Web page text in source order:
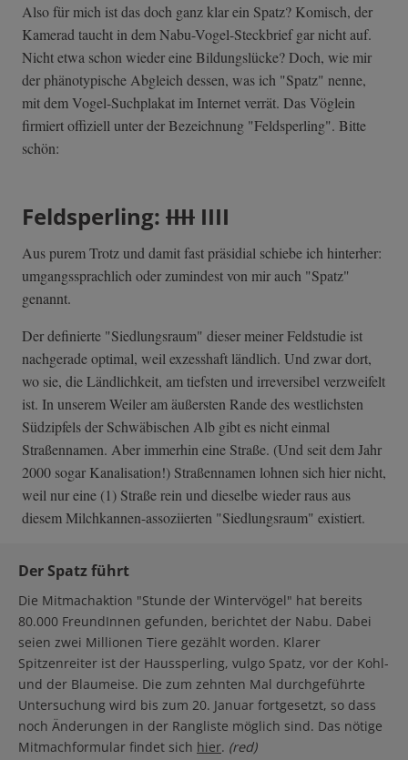
Also für mich ist das doch ganz klar ein Spatz? Komisch, der
Kamerad taucht in dem Nabu-Vogel-Steckbrief gar nicht auf.
Nicht etwa schon wieder eine Bildungslücke? Doch, wie mir
der phänotypische Abgleich dessen, was ich "Spatz" nenne,
mit dem Vogel-Suchplakat im Internet verrät. Das Vöglein
firmiert offiziell unter der Bezeichnung "Feldsperling". Bitte
schön:
Feldsperling: IIII IIII
Aus purem Trotz und damit fast präsidial schiebe ich hinterher:
umgangssprachlich oder zumindest von mir auch "Spatz"
genannt.
Der definierte "Siedlungsraum" dieser meiner Feldstudie ist
nachgerade optimal, weil exzesshaft ländlich. Und zwar dort,
wo sie, die Ländlichkeit, am tiefsten und irreversibel verzweifelt
ist. In unserem Weiler am äußersten Rande des westlichsten
Südzipfels der Schwäbischen Alb gibt es nicht einmal
Straßennamen. Aber immerhin eine Straße. (Und seit dem Jahr
2000 sogar Kanalisation!) Straßennamen lohnen sich hier nicht,
weil nur eine (1) Straße rein und dieselbe wieder raus aus
diesem Milchkannen-assoziierten "Siedlungsraum" existiert.
Der Spatz führt
Die Mitmachaktion "Stunde der Wintervögel" hat bereits
80.000 FreundInnen gefunden, berichtet der Nabu. Dabei
seien zwei Millionen Tiere gezählt worden. Klarer
Spitzenreiter ist der Haussperling, vulgo Spatz, vor der Kohl-
und der Blaumeise. Die zum zehnten Mal durchgeführte
Untersuchung wird bis zum 20. Januar fortgesetzt, so dass
noch Änderungen in der Rangliste möglich sind. Das nötige
Mitmachformular findet sich hier. (red)